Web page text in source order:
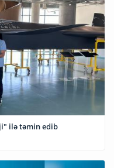
ilə təmin edib